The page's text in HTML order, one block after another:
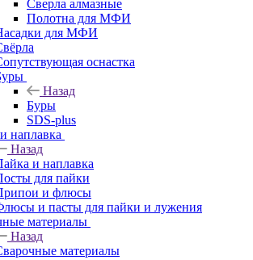
Сверла алмазные
Полотна для МФИ
для МФИ
оснастка
Назад
Буры
SDS-plus
наплавка
Назад
и наплавка
для пайки
и флюсы
и пасты для пайки и лужения
материалы
Назад
материалы